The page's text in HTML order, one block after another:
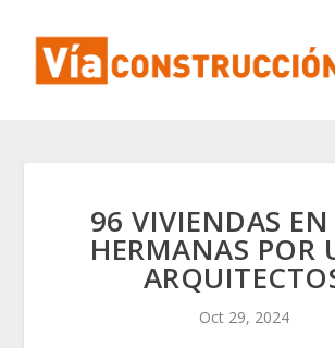
96 VIVIENDAS
HERMANAS POR
Oct 29, 2024